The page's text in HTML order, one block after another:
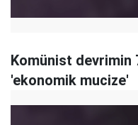
Komünist devrimin
'ekonomik mucize'